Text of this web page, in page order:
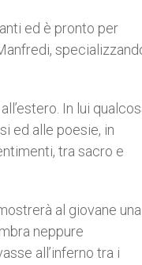
ed è pronto per
In lui
ed alle poesie, in
tra sacro e
al giovane una
neppure
all’inferno tra i